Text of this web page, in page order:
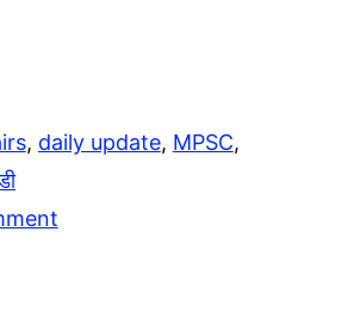
, daily update, MPSC,